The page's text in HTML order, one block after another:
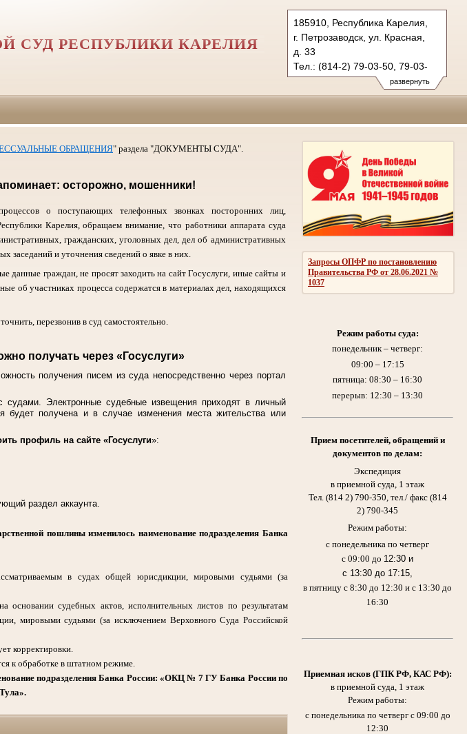
развернуть
185910, Республика Карелия,
г. Петрозаводск, ул. Красная,
д. 33
Тел.: (814-2) 79-03-50, 79-03-
45 (ф.)
petrozavodsky.kar@sudrf.ru
СУД РЕСПУБЛИКИ КАРЕЛИЯ
Запросы ОПФР по постановлению
Правительства РФ от 28.06.2021 №
1037
Режим работы суда:
понедельник – четверг:
09:00 – 17:15
пятница: 08:30 – 16:30
перерыв: 12:30 – 13:30
Прием посетителей, обращений и
документов по делам:
Экспедиция
в приемной суда, 1 этаж
Тел. (814 2) 790-350, тел./ факс (814
2) 790-345
Режим работы:
с понедельника по четверг
с 09:00 до 12:30 и
с 13:30 до 17:15,
в пятницу с 8:30 до 12:30 и с 13:30 до
16:30
Приемная исков (ГПК РФ, КАС РФ):
в приемной суда, 1 этаж
Режим работы:
с понедельника по четверг с 09:00 до
12:30
ОБРАЩЕНИЯ" раздела "ДОКУМЕНТЫ СУДА".
осторожно, мошенники!
о поступающих телефонных звонках посторонних лиц,
Карелия, обращаем внимание, что работники аппарата суда
гражданских, уголовных дел, дел об административных
заседаний и уточнения сведений о явке в них.
данные граждан, не просят заходить на сайт Госуслуги, иные сайты и
об участниках процесса содержатся в материалах дел, находящихся
перезвонив в суд самостоятельно.
получать через «Госуслуги»
получения писем из суда непосредственно через портал
судами. Электронные судебные извещения приходят в личный
будет получена и в случае изменения места жительства или
профиль на сайте «Госуслуги»:
раздел аккаунта.
пошлины изменилось наименование подразделения Банка
в судах общей юрисдикции, мировыми судьями (за
основании судебных актов, исполнительных листов по результатам
мировыми судьями (за исключением Верховного Суда Российской
корректировки.
к обработке в штатном режиме.
подразделения Банка России: «ОКЦ № 7 ГУ Банка России по